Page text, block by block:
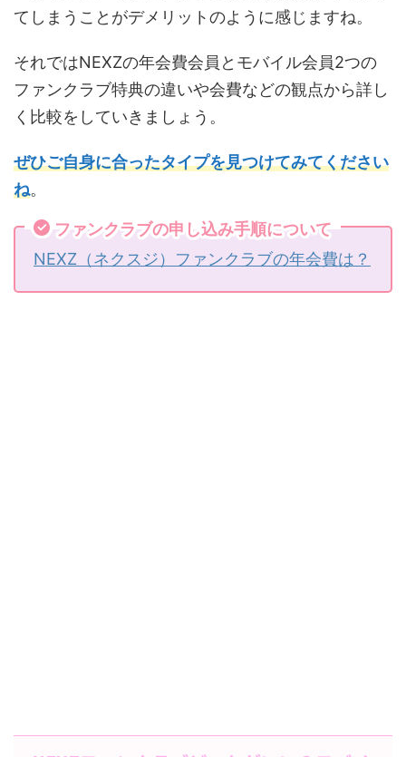
てしまうことがデメリットのように感じますね。
それではNEXZの年会費会員とモバイル会員2つの
ファンクラブ特典の違いや会費などの観点から詳し
く比較をしていきましょう。
ぜひご自身に合ったタイプを見つけてみてください
ね。
ファンクラブの申し込み手順について
NEXZ（ネクスジ）ファンクラブの年会費は？